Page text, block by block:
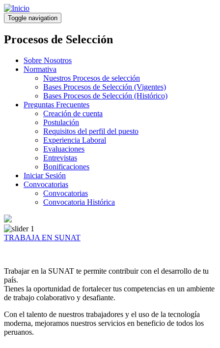
Pasar
al
contenido
principal
Toggle navigation
Procesos de Selección
Sobre Nosotros
Normativa
Nuestros Procesos de selección
Bases Procesos de Selección (Vigentes)
Bases Procesos de Selección (Histórico)
Preguntas Frecuentes
Creación de cuenta
Postulación
Requisitos del perfil del puesto
Experiencia Laboral
Evaluaciones
Entrevistas
Bonificaciones
Iniciar Sesión
Convocatorias
Convocatorias
Convocatoria Histórica
TRABAJA EN SUNAT
Trabajar en la SUNAT te permite contribuir con el desarrollo de tu
país.
Tienes la oportunidad de fortalecer tus competencias en un ambiente
de trabajo colaborativo y desafiante.
Con el talento de nuestros trabajadores y el uso de la tecnología
moderna, mejoramos nuestros servicios en beneficio de todos los
peruanos.